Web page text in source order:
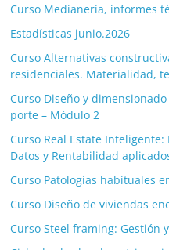
Curso Medianería, informes
Estadísticas junio.2026
Curso Alternativas
residenciales. Materialidad,
Curso Diseño y
porte – Módulo 2
Curso Real Estate
Datos y Rentabilidad
Curso Patologías habituales
Curso Diseño de viviendas
Curso Steel framing: Gestión